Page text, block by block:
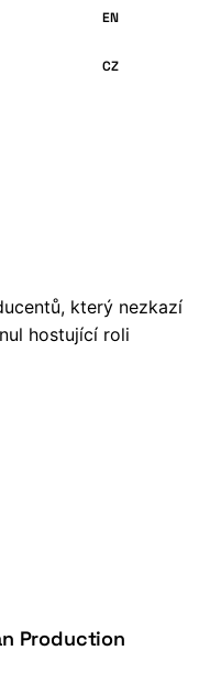
který nezkazí
hostující roli
Production